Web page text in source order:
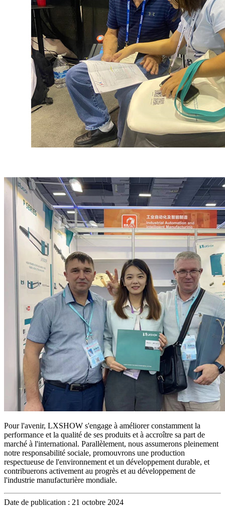
Pour l'avenir, LXSHOW s'engage à améliorer constamment la
performance et la qualité de ses produits et à accroître sa part de
marché à l'international. Parallèlement, nous assumerons pleinement
notre responsabilité sociale, promouvrons une production
respectueuse de l'environnement et un développement durable, et
contribuerons activement au progrès et au développement de
l'industrie manufacturière mondiale.
Date de publication : 21 octobre 2024